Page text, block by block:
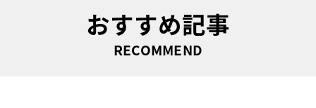
おすすめ記事
RECOMMEND